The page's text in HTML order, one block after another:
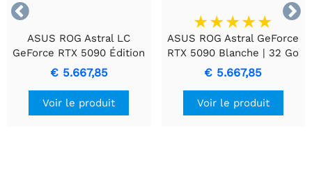


ASUS ROG Astral LC
GeForce RTX 5090 Édition
OC | 32 Go GDDR7 VRAM |
Jeu en 4K & IA | Carte
graphique | GPU | Nvidia
€ 5.667,85
Voir le produit
ASUS ROG Astral GeForce
RTX 5090 Blanche | 32 Go
de VRAM GDDR7 | Gaming
4K et IA | Carte graphique
| GPU | Nvidia
€ 5.667,85
Voir le produit